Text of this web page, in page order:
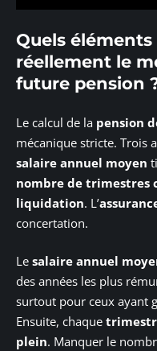
Quels
réellement le
future pension
Le calcul de la pension
mécanique stricte. Trois
salaire annuel moyen
nombre de trimestres
liquidation. L’
concertation.
Le salaire annuel
des années les plus
surtout pour ceux ayant
Ensuite, chaque
plein. Manquer le